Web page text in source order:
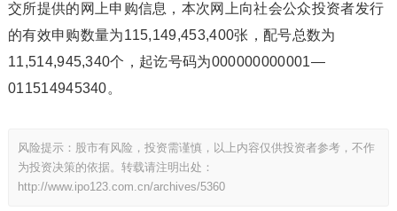
交所提供的网上申购信息，本次网上向社会公众投资者发行
的有效申购数量为115,149,453,400张，配号总数为
11,514,945,340个，起讫号码为000000000001—
011514945340。
风险提示：股市有风险，投资需谨慎，以上内容仅供投资者参考，不作
为投资决策的依据。转载请注明出处：
http://www.ipo123.com.cn/archives/5360